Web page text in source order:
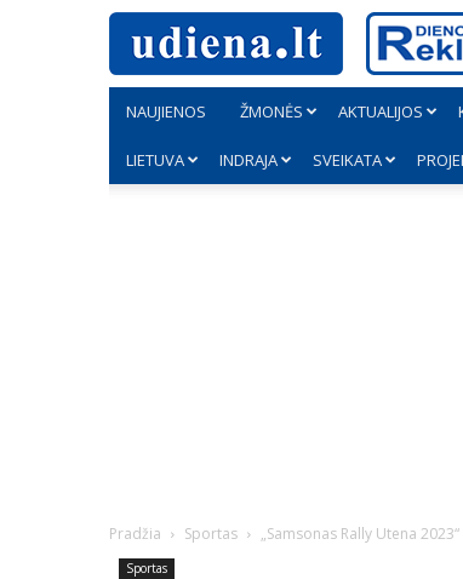
NAUJIENOS ŽMONĖS AKTUALIJOS
LIETUVA INDRAJA SVEIKATA
Pradžia Sportas „Samsonas Rally Utena
Sportas